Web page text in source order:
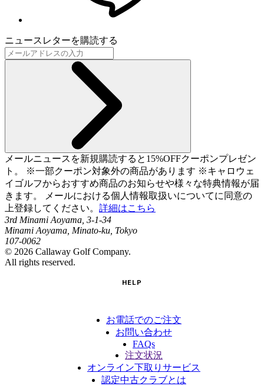
ニュースレターを購読する
メールニュースを新規購読すると15%OFFクーポンプレゼン
ト。 ※一部クーポン対象外の商品があります ※キャロウェ
イゴルフからおすすめ商品のお知らせや様々な特典情報が届
きます。 メールにおける個人情報取扱いについてに同意の
上登録してください。 詳細はこちら
3rd Minami Aoyama, 3-1-34
Minami Aoyama, Minato-ku, Tokyo
107-0062
© 2026 Callaway Golf Company.
All rights reserved.
HELP
お電話でのご注文
お問い合わせ
FAQs
注文状況
オンライン下取りサービス
認定中古クラブとは